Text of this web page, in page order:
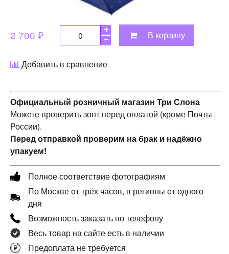
2 700 ₽ В корзину
Добавить в сравнение
Официальный розничный магазин Три Слона
Можете проверить зонт перед оплатой (кроме Почты
России).
Перед отправкой проверим на брак и надёжно
упакуем!
Полное соответствие фотографиям
По Москве от трёх часов, в регионы от одного
дня
Возможность заказать по телефону
Весь товар на сайте есть в наличии
Предоплата не требуется